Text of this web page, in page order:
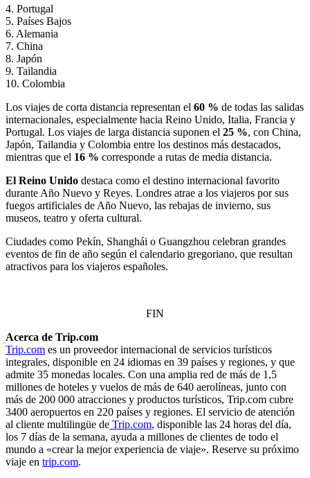
4. Portugal
5. Países Bajos
6. Alemania
7. China
8. Japón
9. Tailandia
10. Colombia
Los viajes de corta distancia representan el 60 % de todas las salidas
internacionales, especialmente hacia Reino Unido, Italia, Francia y
Portugal. Los viajes de larga distancia suponen el 25 %, con China,
Japón, Tailandia y Colombia entre los destinos más destacados,
mientras que el 16 % corresponde a rutas de media distancia.
El Reino Unido destaca como el destino internacional favorito
durante Año Nuevo y Reyes. Londres atrae a los viajeros por sus
fuegos artificiales de Año Nuevo, las rebajas de invierno, sus
museos, teatro y oferta cultural.
Ciudades como Pekín, Shanghái o Guangzhou celebran grandes
eventos de fin de año según el calendario gregoriano, que resultan
atractivos para los viajeros españoles.
FIN
Acerca de Trip.com
Trip.com es un proveedor internacional de servicios turísticos
integrales, disponible en 24 idiomas en 39 países y regiones, y que
admite 35 monedas locales. Con una amplia red de más de 1,5
millones de hoteles y vuelos de más de 640 aerolíneas, junto con
más de 200 000 atracciones y productos turísticos, Trip.com cubre
3400 aeropuertos en 220 países y regiones. El servicio de atención
al cliente multilingüe de Trip.com, disponible las 24 horas del día,
los 7 días de la semana, ayuda a millones de clientes de todo el
mundo a «crear la mejor experiencia de viaje». Reserve su próximo
viaje en trip.com.